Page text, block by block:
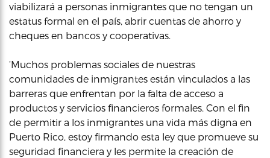
viabilizará a personas inmigrantes que no tengan un
estatus formal en el país, abrir cuentas de ahorro y
cheques en bancos y cooperativas.
‘Muchos problemas sociales de nuestras
comunidades de inmigrantes están vinculados a las
barreras que enfrentan por la falta de acceso a
productos y servicios financieros formales. Con el fin
de permitir a los inmigrantes una vida más digna en
Puerto Rico, estoy firmando esta ley que promueve su
seguridad financiera y les permite la creación de